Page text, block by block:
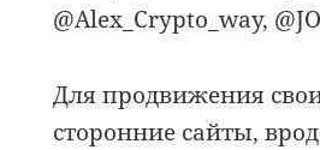
@Alex_Crypto_way,
Для продвижения
сторонние сайты,